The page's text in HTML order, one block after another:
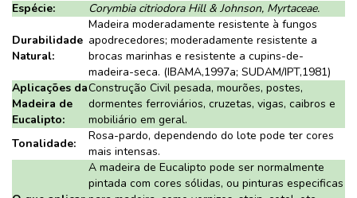
Espécie:
Corymbia citriodora Hill & Johnson, Myrtaceae.
Durabilidade
Natural:
Madeira moderadamente resistente à fungos
apodrecedores; moderadamente resistente a
brocas marinhas e resistente a cupins-de-
madeira-seca. (IBAMA,1997a; SUDAM/IPT,1981)
Aplicações da
Madeira de
Eucalipto:
Construção Civil pesada, mourões, postes,
dormentes ferroviários, cruzetas, vigas, caibros e
mobiliário em geral.
Tonalidade:
Rosa-pardo, dependendo do lote pode ter cores
mais intensas.
A madeira de Eucalipto pode ser normalmente
pintada com cores sólidas, ou pinturas especificas